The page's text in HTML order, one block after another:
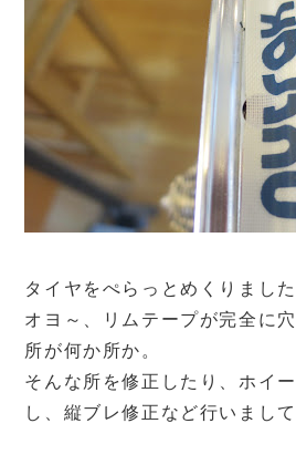
タイヤをぺらっとめくりました
オヨ～、リムテープが完全に
所が何か所か。
そんな所を修正したり、ホイ
し、縦ブレ修正など行いまして